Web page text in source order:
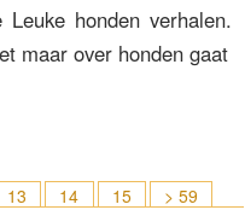
honden verhalen.
maar over honden gaat
13 14 15
> 59